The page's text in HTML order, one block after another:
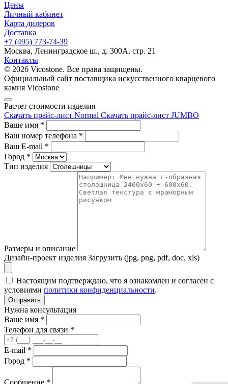
Цены
Личный кабинет
Карта дилеров
Доставка
+7 (495) 773-74-39
Москва, Ленинградское ш., д. 300А, стр. 21
Контакты
© 2026 Vicostone. Все права защищены.
Официальный сайт поставщика искусственного кварцевого
камня Vicostone
Расчет стоимости изделия
Скачать прайс-лист Normal Скачать прайс-лист JUMBO
Ваше имя *
Ваш номер телефона *
Ваш E-mail *
Город *
Тип изделия
Размеры и описание
Дизайн-проект изделия Загрузить (jpg, png, pdf, doc, xls)
Настоящим подтверждаю, что я ознакомлен и согласен с
условиями политики конфиденциальности.
Отправить
Нужна консультация
Ваше имя *
Телефон для связи *
E-mail *
Город *
Сообщение *